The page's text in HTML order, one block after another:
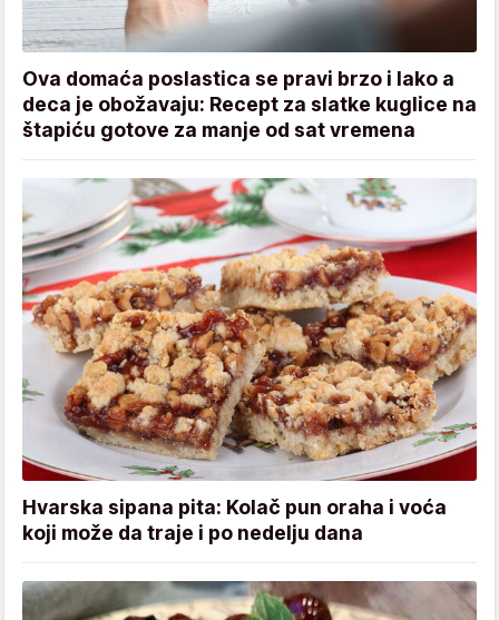
Ova domaća poslastica se pravi brzo i lako a
deca je obožavaju: Recept za slatke kuglice na
štapiću gotove za manje od sat vremena
Hvarska sipana pita: Kolač pun oraha i voća
koji može da traje i po nedelju dana